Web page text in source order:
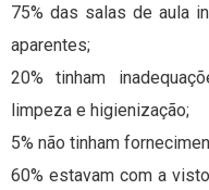
75% das salas de aula
aparentes;
20% tinham
limpeza e higienização;
5% não tinham
60% estavam com a